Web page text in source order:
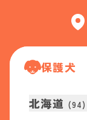
保護犬
北海道 (94)